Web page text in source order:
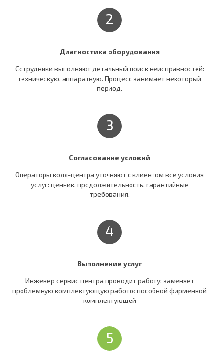
2
Диагностика оборудования
Сотрудники выполняют детальный поиск неисправностей:
техническую, аппаратную. Процесс занимает некоторый
период.
3
Согласование условий
Операторы колл-центра уточняют c клиентом все условия
услуг: ценник, продолжительность, гарантийные
требования.
4
Выполнение услуг
Инженер сервис центра проводит работу: заменяет
проблемную комплектующую работоспособной фирменной
комплектующей
5